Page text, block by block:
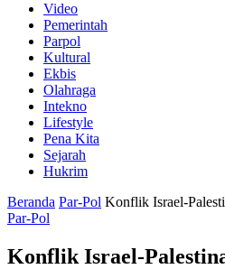
Video
Pemerintah
Parpol
Kultural
Ekbis
Olahraga
Intekno
Lifestyle
Pena Kita
Sejarah
Hukrim
Beranda Par-Pol Konflik Israel-
Par-Pol
Konflik Israel-